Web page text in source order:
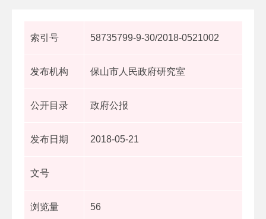
索引号 58735799-9-30/2018-0521002
发布机构 保山市人民政府研究室
公开目录 政府公报
发布日期 2018-05-21
文号
浏览量 56